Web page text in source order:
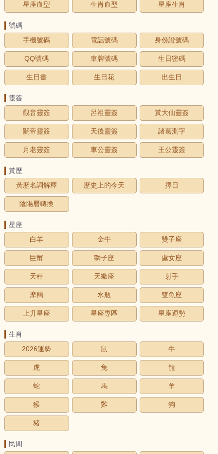
星座血型 生肖血型 星座生肖
號碼
手機號碼
電話號碼 身份證號碼
QQ號碼 車牌號碼 生日密碼
生日書 生日花 出生日
靈簽
觀音靈簽
呂祖靈簽 黃大仙靈簽
關帝靈簽 天後靈簽 諸葛測字
月老靈簽 車公靈簽 王公靈簽
黃歷
黃歷名詞解釋
歷史上的今天 擇日
陰陽曆轉換
星座
白羊
金牛 雙子座
巨蟹 獅子座 處女座
天秤 天蠍座 射手
摩羯 水瓶 雙魚座
上升星座 星座專區 星座運勢
生肖
2026運勢
鼠 牛
虎 兔 龍
蛇 馬 羊
猴 雞 狗
豬
民間